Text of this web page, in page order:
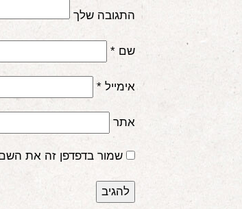
התגובה שלך
שם *
אימייל *
אתר
שמור בדפדפן זה את